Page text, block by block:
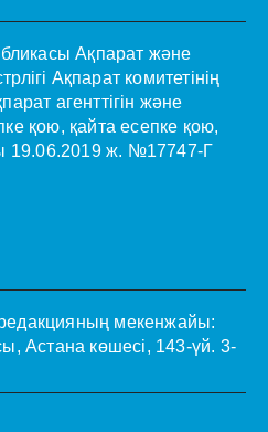
Ақпарат және
Ақпарат комитетінің
агенттігін және
қою, қайта есепке қою,
19.06.2019 ж. №17747-Г
мекенжайы:
Астана көшесі, 143-үй. 3-